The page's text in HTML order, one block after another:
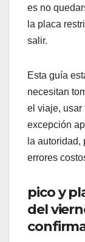
es no
la placa
salir.
Esta guía
necesitan
el viaje, usar
excepción
la
errores
pico y
del